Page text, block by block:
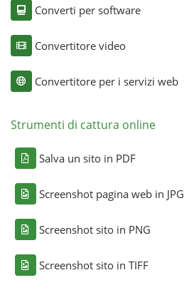
Converti per software
Convertitore video
Convertitore per i servizi web
Strumenti di cattura online
Salva un sito in PDF
Screenshot pagina web in JPG
Screenshot sito in PNG
Screenshot sito in TIFF